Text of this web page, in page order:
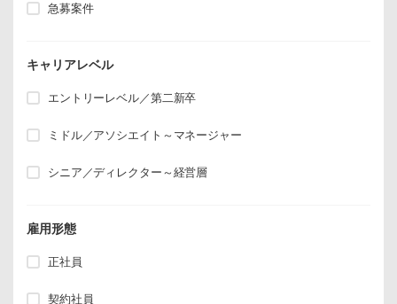
急募案件
キャリアレベル
エントリーレベル／第二新卒
ミドル／アソシエイト～マネージャー
シニア／ディレクター～経営層
雇用形態
正社員
契約社員